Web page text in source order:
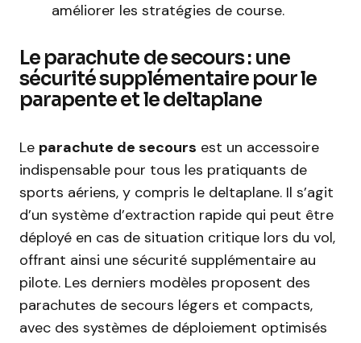
améliorer les stratégies de course.
Le parachute de secours : une
sécurité supplémentaire pour le
parapente et le deltaplane
Le parachute de secours est un accessoire
indispensable pour tous les pratiquants de
sports aériens, y compris le deltaplane. Il s’agit
d’un système d’extraction rapide qui peut être
déployé en cas de situation critique lors du vol,
offrant ainsi une sécurité supplémentaire au
pilote. Les derniers modèles proposent des
parachutes de secours légers et compacts,
avec des systèmes de déploiement optimisés